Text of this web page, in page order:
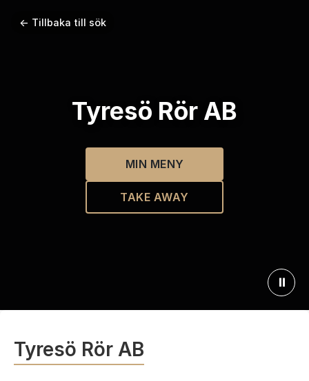
← Tillbaka till sök
Tyresö Rör AB
MIN MENY
TAKE AWAY
⏸
Tyresö Rör AB